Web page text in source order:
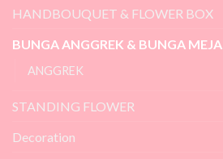
HANDBOUQUET & FLOWER BOX
BUNGA ANGGREK & BUNGA MEJA
ANGGREK
STANDING FLOWER
Decoration